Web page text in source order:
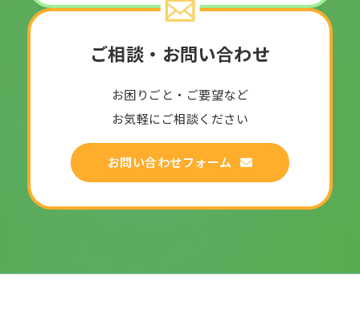
ご相談・お問い合わせ
お困りごと・ご要望など
お気軽にご相談ください
お問い合わせフォーム